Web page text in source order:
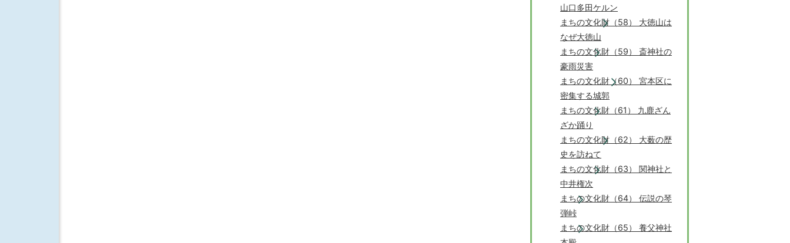
山口多田ケルン
まちの文化財（58） 大徳山は
なぜ大徳山
まちの文化財（59） 斎神社の
豪雨災害
まちの文化財（60） 宮本区に
密集する城郭
まちの文化財（61） 九鹿ざん
ざか踊り
まちの文化財（62） 大薮の歴
史を訪ねて
まちの文化財（63） 関神社と
中井権次
まちの文化財（64） 伝説の琴
弾峠
まちの文化財（65） 養父神社